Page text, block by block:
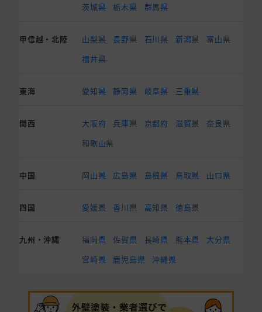
茨城県
栃木県 群馬県
甲信越・北陸 山梨県 長野県 石川県 新潟県
富山県
福井県
東海 愛知県 静岡県 岐阜県 三重県
関西 大阪府 兵庫県 京都府 滋賀県
奈良県
和歌山県
中国 岡山県 広島県 島根県 鳥取県 山口県
四国 愛媛県 香川県 高知県 徳島県
九州・沖縄 福岡県 佐賀県 長崎県 熊本県
大分県
宮崎県
鹿児島県 沖縄県